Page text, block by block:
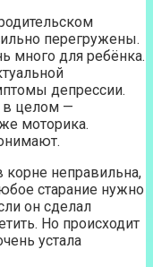
перегружены.
много для ребёнка.
депрессии.
в целом —
моторика.
корне неправильна,
старание нужно
он сделал
Но происходит
устала